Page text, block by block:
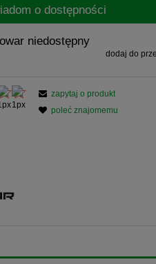
o dostępności
niedostępny
dodaj do
zapytaj o produkt
poleć znajomemu